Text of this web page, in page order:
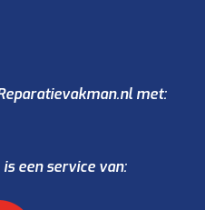
met:
een service van: